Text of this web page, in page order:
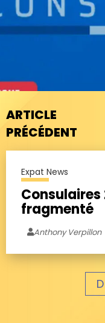
ARTICLE
PRÉCÉDENT
Expat News
fragmenté
Anthony Verpillon